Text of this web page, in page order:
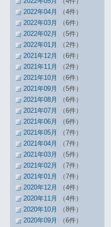
2022年04月
（4件）
2022年03月
（6件）
2022年02月
（5件）
2022年01月
（2件）
2021年12月
（6件）
2021年11月
（2件）
2021年10月
（6件）
2021年09月
（5件）
2021年08月
（6件）
2021年07月
（6件）
2021年06月
（6件）
2021年05月
（7件）
2021年04月
（7件）
2021年03月
（5件）
2021年02月
（7件）
2021年01月
（7件）
2020年12月
（4件）
2020年11月
（4件）
2020年10月
（8件）
2020年09月
（6件）